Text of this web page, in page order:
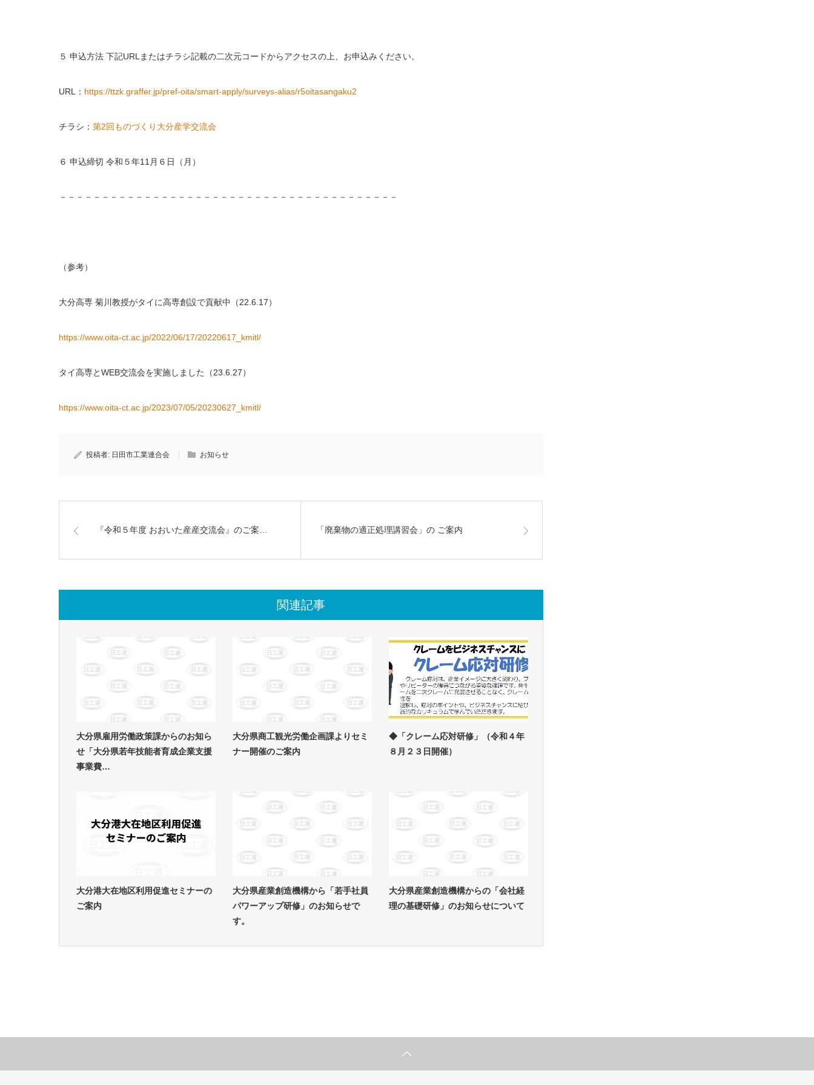
５ 申込方法 下記URLまたはチラシ記載の二次元コードからアクセスの上、お申込みください。
URL： https://ttzk.graffer.jp/pref-oita/smart-apply/surveys-alias/r5oitasangaku2
チラシ： 第2回ものづくり大分産学交流会
６ 申込締切 令和５年11月６日（月）
－－－－－－－－－－－－－－－－－－－－－－－－－－－－－－－－－－－－－－－－
（参考）
大分高専 菊川教授がタイに高専創設で貢献中（22.6.17）
https://www.oita-ct.ac.jp/2022/06/17/20220617_kmitl/
タイ高専とWEB交流会を実施しました（23.6.27）
https://www.oita-ct.ac.jp/2023/07/05/20230627_kmitl/
投稿者: 日田市工業連合会 お知らせ
『令和５年度 おおいた産産交流会』のご案… 「廃棄物の適正処理講習会」の ご案内
関連記事
大分県雇用労働政策課からのお知ら
せ「大分県若年技能者育成企業支援
事業費…
大分県商工観光労働企画課よりセミ
ナー開催のご案内
◆「クレーム応対研修」（令和４年
８月２３日開催）
大分港大在地区利用促進セミナーの
ご案内
大分県産業創造機構から「若手社員
パワーアップ研修」のお知らせで
す。
大分県産業創造機構からの「会社経
理の基礎研修」のお知らせについて